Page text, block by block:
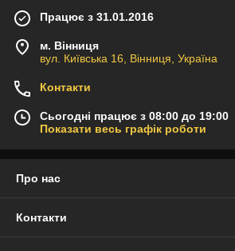
Працює з 31.01.2016
м. Вінниця
вул. Київська 16, Вінниця, Україна
Контакти
Сьогодні працює з 08:00 до 19:00
Показати весь графік роботи
Про нас
Контакти